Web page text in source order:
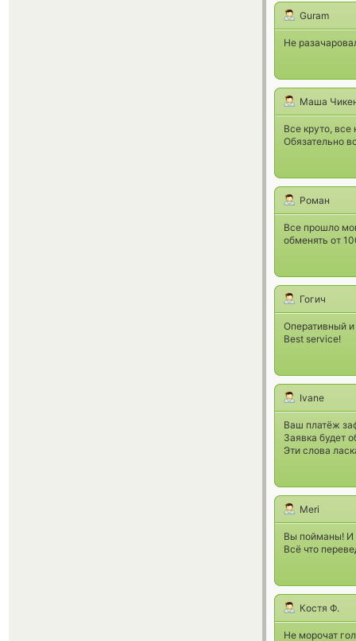
Guram
Не
Маша
Все круто, все
Обязательно
Роман
Все прошло
обменять от
Гогич
Оперативный
Best service!
Ivane
Ваш платёж
Заявка будет
Эти слова
Meri
Вы пойманы! И
Всё что
Костя Ф.
Не морочат